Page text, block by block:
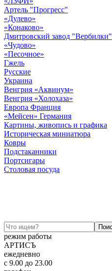
Артель "Прогресс"
«Дулево»
«Конаково»
Дмитровский завод "Вербилки"
«Чудово»
«Песочное»
Гжель
Русские
Украина
Венгрия «Аквинум»
Венгрия «Холохаза»
Европа Франция
«Мейсен» Германия
Картины, живопись и графика
Историческая миниатюра
Ковры
Подстаканники
Портсигары
Столовая посуда
режим работы
АРТИСЪ
ежедневно
c 9.00 до 23.00